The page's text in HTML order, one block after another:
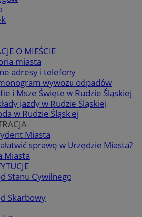
O MIEŚCIE
miasta
adresy i telefony
wywozu odpadów
i Msze Święte w Rudzie Śląskiej
jazdy w Rudzie Śląskiej
w Rudzie Śląskiej
Miasta
sprawę w Urzędzie Miasta?
Miasta
Stanu Cywilnego
Skarbowy